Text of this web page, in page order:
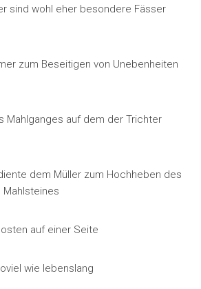
sind wohl eher besondere Fässer
zum Beseitigen von Unebenheiten
Mahlganges auf dem der Trichter
dem Müller zum Hochheben des
auf einer Seite
wie lebenslang